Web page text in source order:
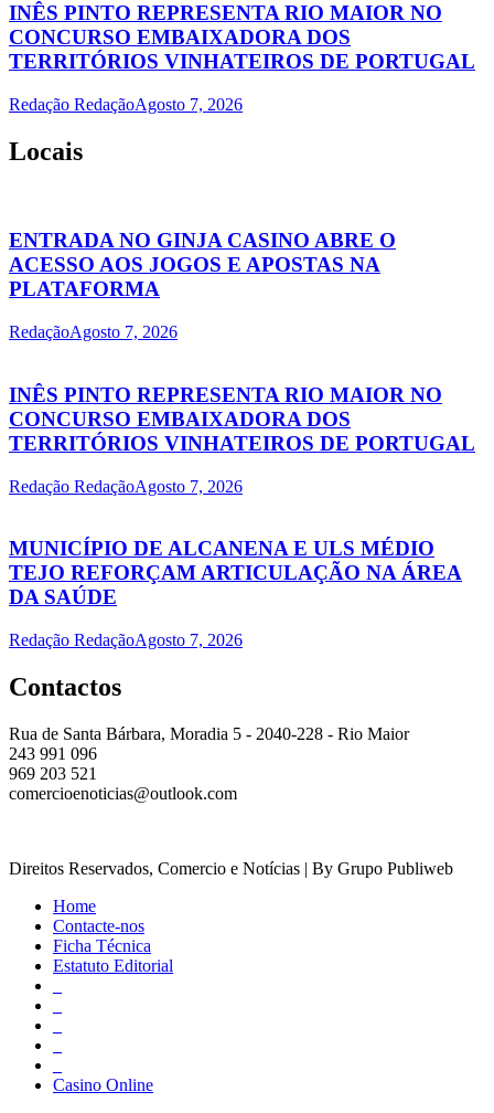
INÊS PINTO REPRESENTA RIO MAIOR NO
CONCURSO EMBAIXADORA DOS
TERRITÓRIOS VINHATEIROS DE PORTUGAL
Redação RedaçãoAgosto 7, 2026
Locais
ENTRADA NO GINJA CASINO ABRE O
ACESSO AOS JOGOS E APOSTAS NA
PLATAFORMA
RedaçãoAgosto 7, 2026
INÊS PINTO REPRESENTA RIO MAIOR NO
CONCURSO EMBAIXADORA DOS
TERRITÓRIOS VINHATEIROS DE PORTUGAL
Redação RedaçãoAgosto 7, 2026
MUNICÍPIO DE ALCANENA E ULS MÉDIO
TEJO REFORÇAM ARTICULAÇÃO NA ÁREA
DA SAÚDE
Redação RedaçãoAgosto 7, 2026
Contactos
Rua de Santa Bárbara, Moradia 5 - 2040-228 - Rio Maior
243 991 096
969 203 521
comercioenoticias@outlook.com
Direitos Reservados, Comercio e Notícias | By Grupo Publiweb
Home
Contacte-nos
Ficha Técnica
Estatuto Editorial
Casino Online